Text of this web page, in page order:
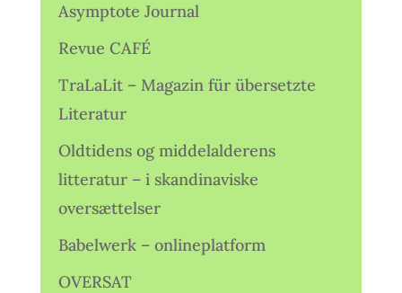
Asymptote Journal
Revue CAFÉ
TraLaLit – Magazin für übersetzte
Literatur
Oldtidens og middelalderens
litteratur – i skandinaviske
oversættelser
Babelwerk – onlineplatform
OVERSAT